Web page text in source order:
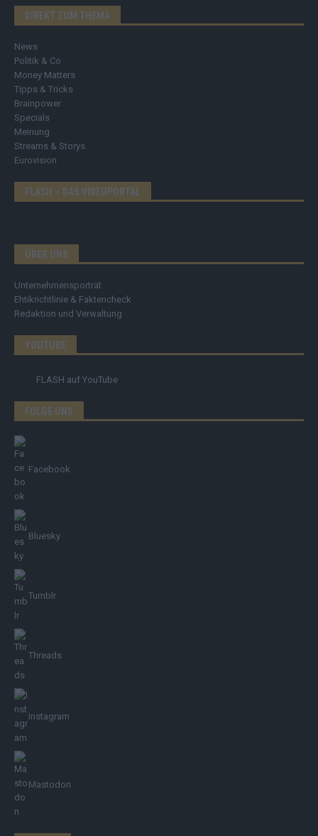
DIREKT ZUM THEMA
News
Politik & Co
Money Matters
Tipps & Tricks
Brainpower
Specials
Meinung
Streams & Storys
Eurovision
FLASH – DAS VIDEOPORTAL
ÜBER UNS
Unternehmensporträt
Ehtikrichtlinie & Faktencheck
Redaktion und Verwaltung
YOUTUBE
FLASH auf YouTube
FOLGE UNS
Facebook
Bluesky
Tumblr
Threads
Instagram
Mastodon